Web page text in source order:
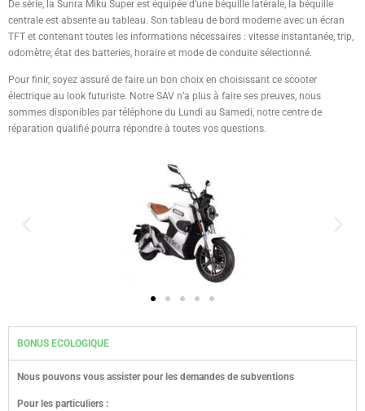
De série, la Sunra Miku Super est équipée d’une béquille latérale, la béquille
centrale est absente au tableau. Son tableau de bord moderne avec un écran
TFT et contenant toutes les informations nécessaires : vitesse instantanée, trip,
odomètre, état des batteries, horaire et mode de conduite sélectionné.
Pour finir, soyez assuré de faire un bon choix en choisissant ce scooter
électrique au look futuriste. Notre SAV n’a plus à faire ses preuves, nous
sommes disponibles par téléphone du Lundi au Samedi, notre centre de
réparation qualifié pourra répondre à toutes vos questions.
BONUS ECOLOGIQUE
Nous pouvons vous assister pour les demandes de subventions
Pour les particuliers :